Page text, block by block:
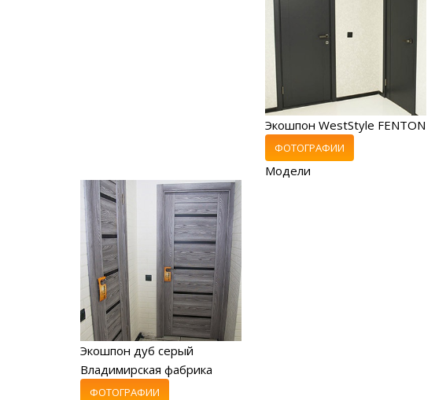
Экошпон WestStyle FENTON
ФОТОГРАФИИ
Модели
Экошпон дуб серый
Владимирская фабрика
ФОТОГРАФИИ